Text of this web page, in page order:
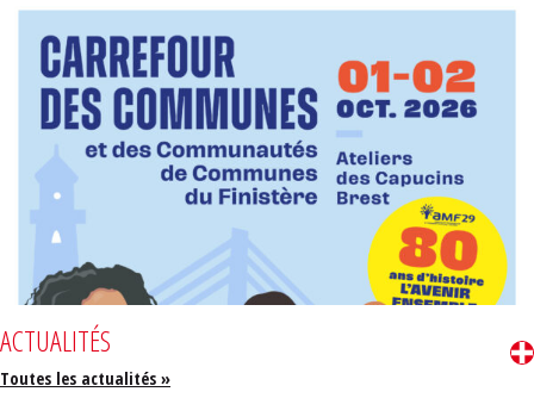
ACTUALITÉS
Toutes les actualités »